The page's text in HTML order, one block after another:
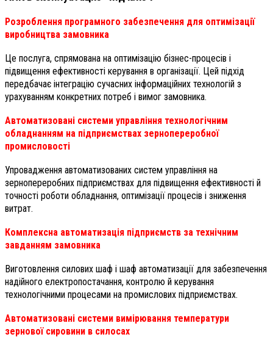
Розроблення програмного забезпечення для оптимізації
виробництва замовника
Це послуга, спрямована на оптимізацію бізнес-процесів і
підвищення ефективності керування в організації. Цей підхід
передбачає інтеграцію сучасних інформаційних технологій з
урахуванням конкретних потреб і вимог замовника.
Автоматизовані системи управління технологічним
обладнанням на підприємствах зернопереробної
промисловості
Упровадження автоматизованих систем управління на
зернопереробних підприємствах для підвищення ефективності й
точності роботи обладнання, оптимізації процесів і зниження
витрат.
Комплексна автоматизація підприємств за технічним
завданням замовника
Виготовлення силових шаф і шаф автоматизації для забезпечення
надійного електропостачання, контролю й керування
технологічними процесами на промислових підприємствах.
Автоматизовані системи вимірювання температури
зернової сировини в силосах